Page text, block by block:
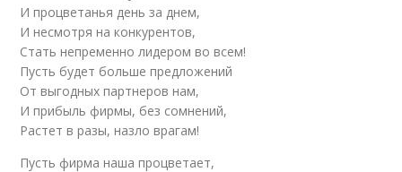
И процветанья день за днем,
И несмотря на конкурентов,
Стать непременно лидером во всем!
Пусть будет больше предложений
От выгодных партнеров нам,
И прибыль фирмы, без сомнений,
Растет в разы, назло врагам!
Пусть фирма наша процветает,